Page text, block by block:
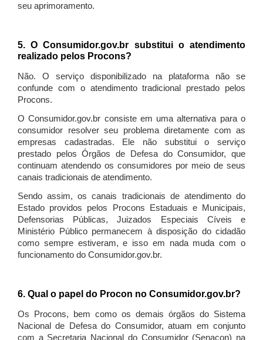
seu aprimoramento.
5. O Consumidor.gov.br substitui o atendimento
realizado pelos Procons?
Não. O serviço disponibilizado na plataforma não se
confunde com o atendimento tradicional prestado pelos
Procons.
O Consumidor.gov.br consiste em uma alternativa para o
consumidor resolver seu problema diretamente com as
empresas cadastradas. Ele não substitui o serviço
prestado pelos Órgãos de Defesa do Consumidor, que
continuam atendendo os consumidores por meio de seus
canais tradicionais de atendimento.
Sendo assim, os canais tradicionais de atendimento do
Estado providos pelos Procons Estaduais e Municipais,
Defensorias Públicas, Juizados Especiais Cíveis e
Ministério Público permanecem à disposição do cidadão
como sempre estiveram, e isso em nada muda com o
funcionamento do Consumidor.gov.br.
6. Qual o papel do Procon no Consumidor.gov.br?
Os Procons, bem como os demais órgãos do Sistema
Nacional de Defesa do Consumidor, atuam em conjunto
com a Secretaria Nacional do Consumidor (Senacon) na